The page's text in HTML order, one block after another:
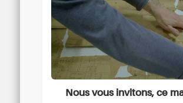
Nous vous invitons, ce